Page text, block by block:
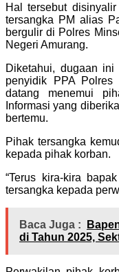
Hal tersebut
tersangka PM alias
bergulir di Polres
Negeri Amurang.
Diketahui, dugaan
penyidik PPA
datang menemui
Informasi yang
bertemu.
Pihak tersangka
kepada pihak korban.
“Terus kira-kira
tersangka kepada
Baca Juga :
di Tahun 2025,